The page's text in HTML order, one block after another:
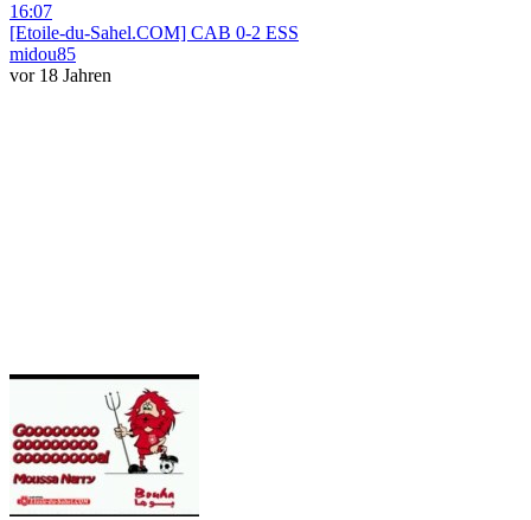
16:07
[Etoile-du-Sahel.COM] CAB 0-2 ESS
midou85
vor 18 Jahren